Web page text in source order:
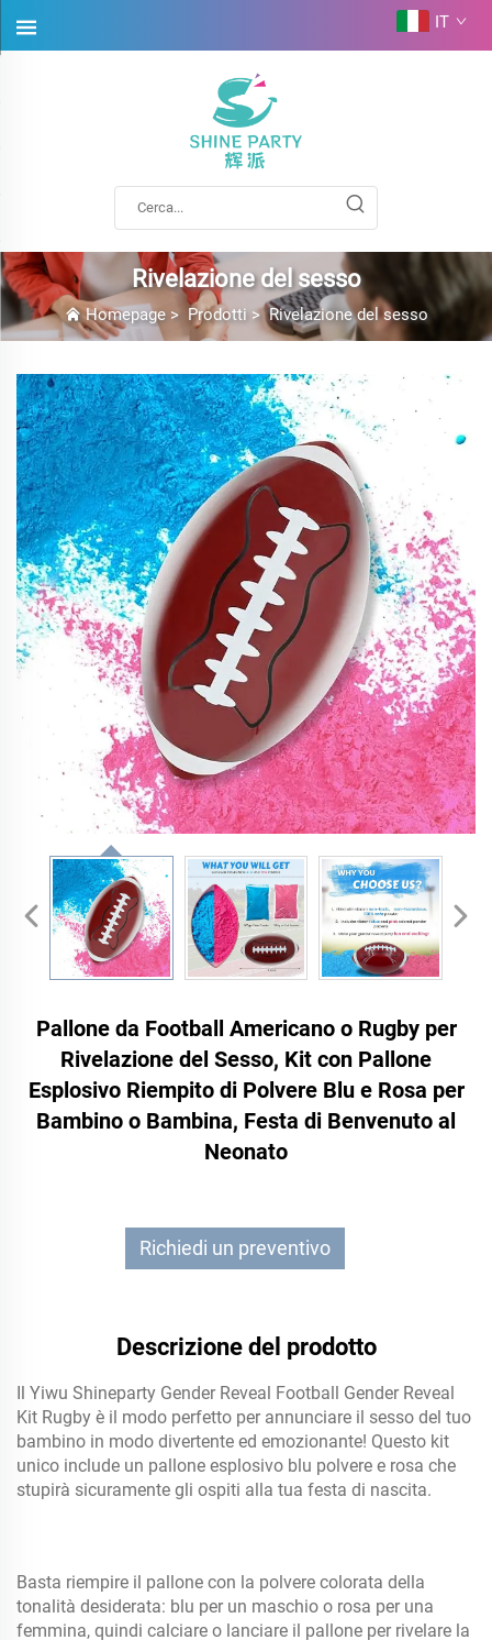
IT
Rivelazione del sesso
Homepage> Prodotti>Rivelazione del sesso
Pallone da Football Americano o Rugby per
Rivelazione del Sesso, Kit con Pallone
Esplosivo Riempito di Polvere Blu e Rosa per
Bambino o Bambina, Festa di Benvenuto al
Neonato
Richiedi un preventivo
Descrizione del prodotto
Il Yiwu Shineparty Gender Reveal Football Gender Reveal
Kit Rugby è il modo perfetto per annunciare il sesso del tuo
bambino in modo divertente ed emozionante! Questo kit
unico include un pallone esplosivo blu polvere e rosa che
stupirà sicuramente gli ospiti alla tua festa di nascita.
Basta riempire il pallone con la polvere colorata della
tonalità desiderata: blu per un maschio o rosa per una
femmina, quindi calciare o lanciare il pallone per rivelare la